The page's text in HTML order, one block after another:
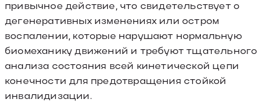
привычное действие, что свидетельствует о
дегенеративных изменениях или остром
воспалении, которые нарушают нормальную
биомеханику движений и требуют тщательного
анализа состояния всей кинетической цепи
конечности для предотвращения стойкой
инвалидизации.